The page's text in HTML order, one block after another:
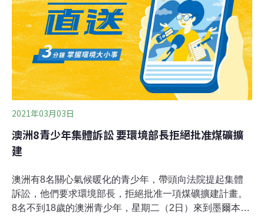
接受氣候之家新聞採訪時表示，塔利班長期以來一直在向
煤礦公司收保護費，以此作為維持其業務運轉的條件。
「透過向企業收保護費並幫助他們運輸材料，塔利班從煤
炭業務中直接獲取利益。他們有一個關於承包商和工人、
股東甚至私人保全的資料庫。他們非常了解煤炭業的運作
方式和供應鏈的管理方式。
2021年03月03日
澳洲8青少年集體訴訟 要環境部長拒絕批准煤礦擴
建
澳洲有8名關心氣候暖化的青少年，帶頭向法院提起集體
訴訟，他們要求環境部長，拒絕批准一項煤礦擴建計畫。
8名不到18歲的澳洲青少年，星期二（2日）來到墨爾本街